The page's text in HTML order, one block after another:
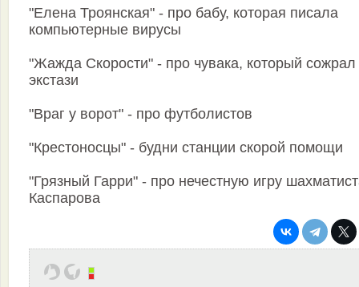
"Елена Троянская" - про бабу, которая писала
компьютерные вирусы
"Жажда Скорости" - про чувака, который сожрал
экстази
"Враг у ворот" - про футболистов
"Крестоносцы" - будни станции скорой помощи
"Грязный Гарри" - про нечестную игру
Каспарова